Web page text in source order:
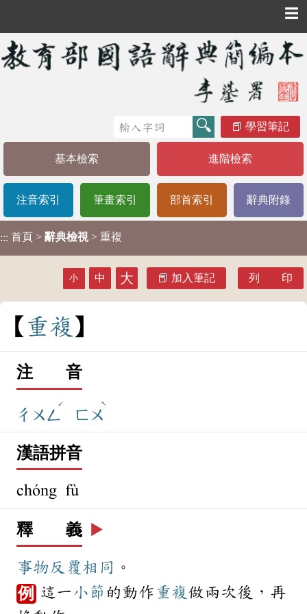
☰
學習筆記
基本檢索 進階檢索
注音索引 筆畫索引 部首索引 辭典附錄
::: 首頁 > 辭典檢視 > 重複
小 中 大 加入筆記 列 印
重複
注 音
ㄔㄨㄥ
ˊ
ㄈㄨ
ˋ
漢語拼音
chóng fù
釋 義 ▶️
事物反覆相同 。
例 這一 小節 的動作 重複 做兩次後，再